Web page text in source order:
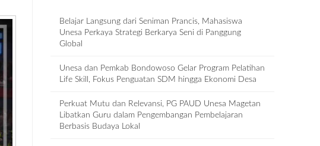
Belajar Langsung dari Seniman Prancis, Mahasiswa
Unesa Perkaya Strategi Berkarya Seni di Panggung
Global
Unesa dan Pemkab Bondowoso Gelar Program Pelatihan
Life Skill, Fokus Penguatan SDM hingga Ekonomi Desa
Perkuat Mutu dan Relevansi, PG PAUD Unesa Magetan
Libatkan Guru dalam Pengembangan Pembelajaran
Berbasis Budaya Lokal